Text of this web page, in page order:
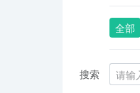
全部
搜索